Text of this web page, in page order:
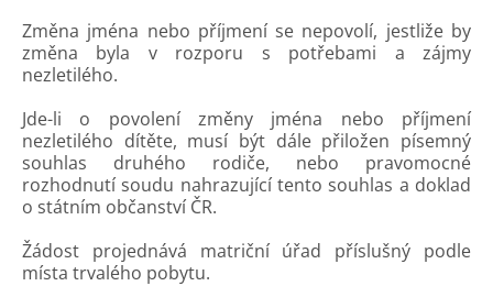
Změna jména nebo příjmení se nepovolí, jestliže by
změna byla v rozporu s potřebami a zájmy
nezletilého.
Jde-li o povolení změny jména nebo příjmení
nezletilého dítěte, musí být dále přiložen písemný
souhlas druhého rodiče, nebo pravomocné
rozhodnutí soudu nahrazující tento souhlas a doklad
o státním občanství ČR.
Žádost projednává matriční úřad příslušný podle
místa trvalého pobytu.